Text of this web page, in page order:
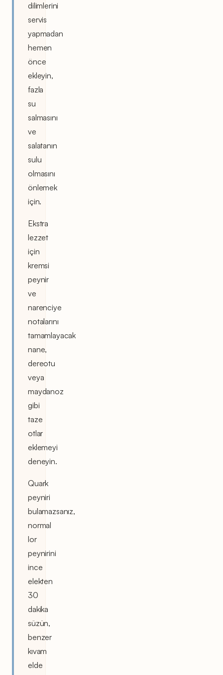
dilimlerini
servis
yapmadan
hemen
önce
ekleyin,
fazla
su
salmasını
ve
salatanın
sulu
olmasını
önlemek
için.
Ekstra
lezzet
için
kremsi
peynir
ve
narenciye
notalarını
tamamlayacak
nane,
dereotu
veya
maydanoz
gibi
taze
otlar
eklemeyi
deneyin.
Quark
peyniri
bulamazsanız,
normal
lor
peynirini
ince
elekten
30
dakika
süzün,
benzer
kıvam
elde